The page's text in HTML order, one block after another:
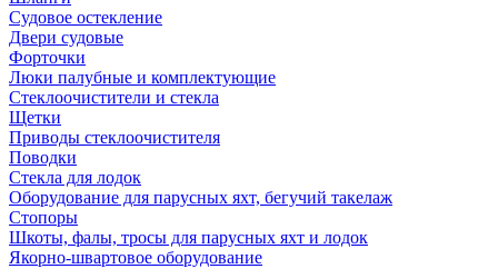
Судовое остекление
Двери судовые
Форточки
Люки палубные и комплектующие
Стеклоочистители и стекла
Щетки
Приводы стеклоочистителя
Поводки
Стекла для лодок
Оборудование для парусных яхт, бегучий такелаж
Стопоры
Шкоты, фалы, тросы для парусных яхт и лодок
Якорно-швартовое оборудование